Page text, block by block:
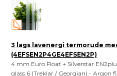
3 lags lavenergi termorude
(4EFSEN2P4GE4EFSEN2P)
4 mm Euro Float + Silverstar
glass 6 (Treklar / Georgian) - Argon